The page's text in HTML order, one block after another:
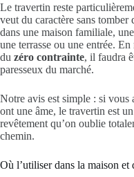
Le travertin reste
veut du caractère sans
dans une maison familiale,
une terrasse ou une entrée.
du zéro contrainte, il faudra
paresseux du marché.
Notre avis est simple : si vous
ont une âme, le travertin est
revêtement qu’on oublie
chemin.
Où l’utiliser dans la maison et